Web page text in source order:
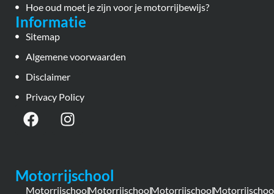
Hoe oud moet je zijn voor je motorrijbewijs?
Informatie
Sitemap
Algemene voorwaarden
Disclaimer
Privacy Policy
Motorrijschool
MotorrijschoolMotorrijschoolMotorrijschool